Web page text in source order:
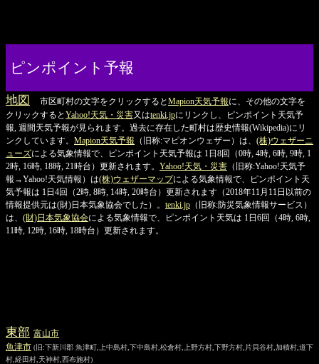
ピンポイント予報
地図 市区町村の文字をクリックするとMapion天気予報に、その他の文字を
クリックするとYahoo!天気・災害又はtenki.jpにリンクし、ピンポイント天気予
報, 週間天気予報が見られます。過去に存在した町村は歴史情報(Wikipedia)にリ
ンクしています。 Mapion天気予報 （旧称:マピオンウェザー）は、 (株)ウェザーニ
ューズによる気象情報で、ピンポイント天気予報は 1日8回（0時, 4時, 6時, 9時, 1
2時, 16時, 18時, 21時台）更新されます。 Yahoo!天気・災害 （旧称:Yahoo!天気予
報→Yahoo!天気情報）は(株)ウェザーマップによる気象情報で、ピンポイント天
気予報は 1日4回（2時, 8時, 14時, 20時台）更新されます（2018年11月11日以前の
情報提供元は(財)日本気象協会でした）。 tenki.jp （旧称:防災気象情報サービス）
は、 (財)日本気象協会による気象情報で、ピンポイント天気は 1日6回（4時, 6時,
11時, 12時, 16時, 18時台）更新されます。
東部 富山市
魚津市 (旧:下新川郡 魚津町,上中島村,下中島村,松倉村,上野方村,下野方村,片貝谷村,加積村,道下
村,経田村,天神村,西布施村)